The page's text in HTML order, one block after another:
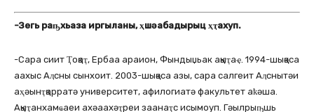
-Зегь раҧхьаза иргыланы, ҳшәабадырыц ҳҭахуп.
-Сара сиит Ҭоқаҭ, Ербаа араион, Фындыџьак ақыҭаҿ. 1994-шықәса
аахыс Аӆсны сынхоит. 2003-шықәса азы, сара салгеит Аӆснытәи
аҳәынҭқарратә университет, афилогиатә факультет аҟәша.
Ақыҭанхамҩаеи ахәаахәҭреи заанаҭс исымоуп. Гәылрыҧшь